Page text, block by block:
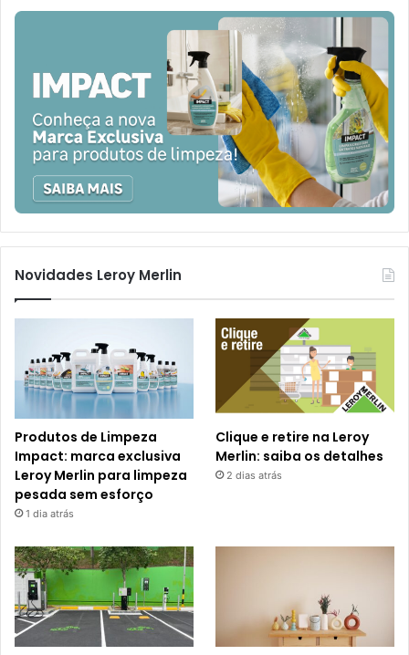
Novidades Leroy Merlin
Produtos de Limpeza
Impact: marca exclusiva
Leroy Merlin para limpeza
pesada sem esforço
1 dia atrás
Clique e retire na Leroy
Merlin: saiba os detalhes
2 dias atrás